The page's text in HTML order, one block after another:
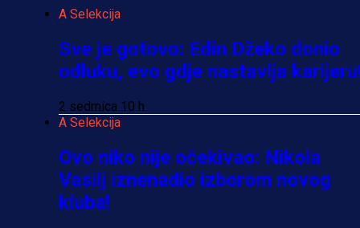
A Selekcija
Sve je gotovo: Edin Džeko donio
odluku, evo gdje nastavlja
2 sedmica 10 h
A Selekcija
Ovo niko nije očekivao: Nikola
Vasilj iznenadio izborom novog
kluba!